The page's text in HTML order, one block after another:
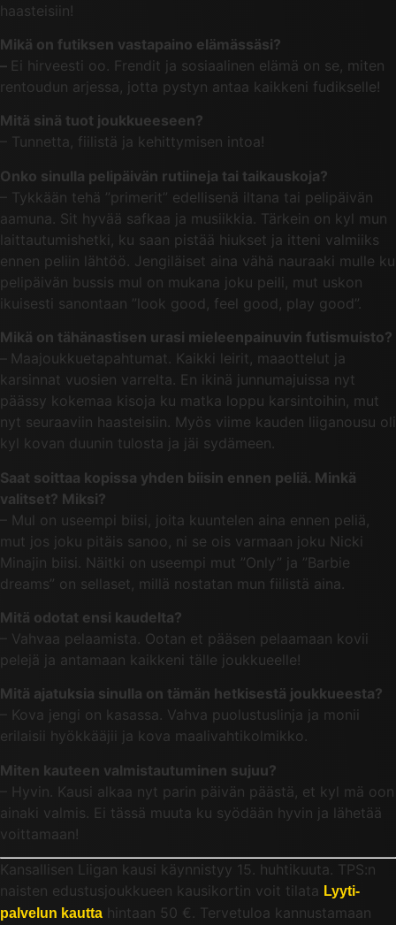
haasteisiin!
Mikä on futiksen vastapaino elämässäsi?
– Ei hirveesti oo. Frendit ja sosiaalinen elämä on se, miten
rentoudun arjessa, jotta pystyn antaa kaikkeni fudikselle!
Mitä sinä tuot joukkueeseen?
– Tunnetta, fiilistä ja kehittymisen intoa!
Onko sinulla pelipäivän rutiineja tai taikauskoja?
– Tykkään tehä ”primerit” edellisenä iltana tai pelipäivän
aamuna. Sit hyvää safkaa ja musiikkia. Tärkein on kyl mun
laittautumishetki, ku saan pistää hiukset ja itteni valmiiks
ennen peliin lähtöö. Jengiläiset aina vähä nauraaki mulle ku
pelipäivän bussis mul on mukana joku peili, mut uskon
ikuisesti sanontaan ”look good, feel good, play good”.
Mikä on tähänastisen urasi mieleenpainuvin futismuisto?
Maajoukkuetapahtumat. Kaikki leirit, maaottelut ja
karsinnat vuosien varrelta. En ikinä junnumajuissa nyt
päässy kokemaa kisoja ku matka loppu karsintoihin, mut
nyt seuraaviin haasteisiin. Myös viime kauden liiganousu oli
kyl kovan duunin tulosta ja jäi sydämeen.
Saat soittaa kopissa yhden biisin ennen peliä. Minkä
valitset? Miksi?
– Mul on useempi biisi, joita kuuntelen aina ennen peliä,
mut jos joku pitäis sanoo, ni se ois varmaan joku Nicki
Minajin biisi. Näitki on useempi mut ”Only” ja ”Barbie
dreams” on sellaset, millä nostatan mun fiilistä aina.
Mitä odotat ensi kaudelta?
– Vahvaa pelaamista. Ootan et pääsen pelaamaan kovii
pelejä ja antamaan kaikkeni tälle joukkueelle!
Mitä ajatuksia sinulla on tämän hetkisestä joukkueesta?
– Kova jengi on kasassa. Vahva puolustuslinja ja monii
erilaisii hyökkääjii ja kova maalivahtikolmikko.
Miten kauteen valmistautuminen sujuu?
– Hyvin. Kausi alkaa nyt parin päivän päästä, et kyl mä oon
ainaki valmis. Ei tässä muuta ku syödään hyvin ja lähetää
voittamaan!
Kansallisen Liigan kausi käynnistyy 15. huhtikuuta. TPS:n
naisten edustusjoukkueen kausikortin voit tilata Lyyti-
palvelun kautta hintaan 50 €. Tervetuloa kannustamaan